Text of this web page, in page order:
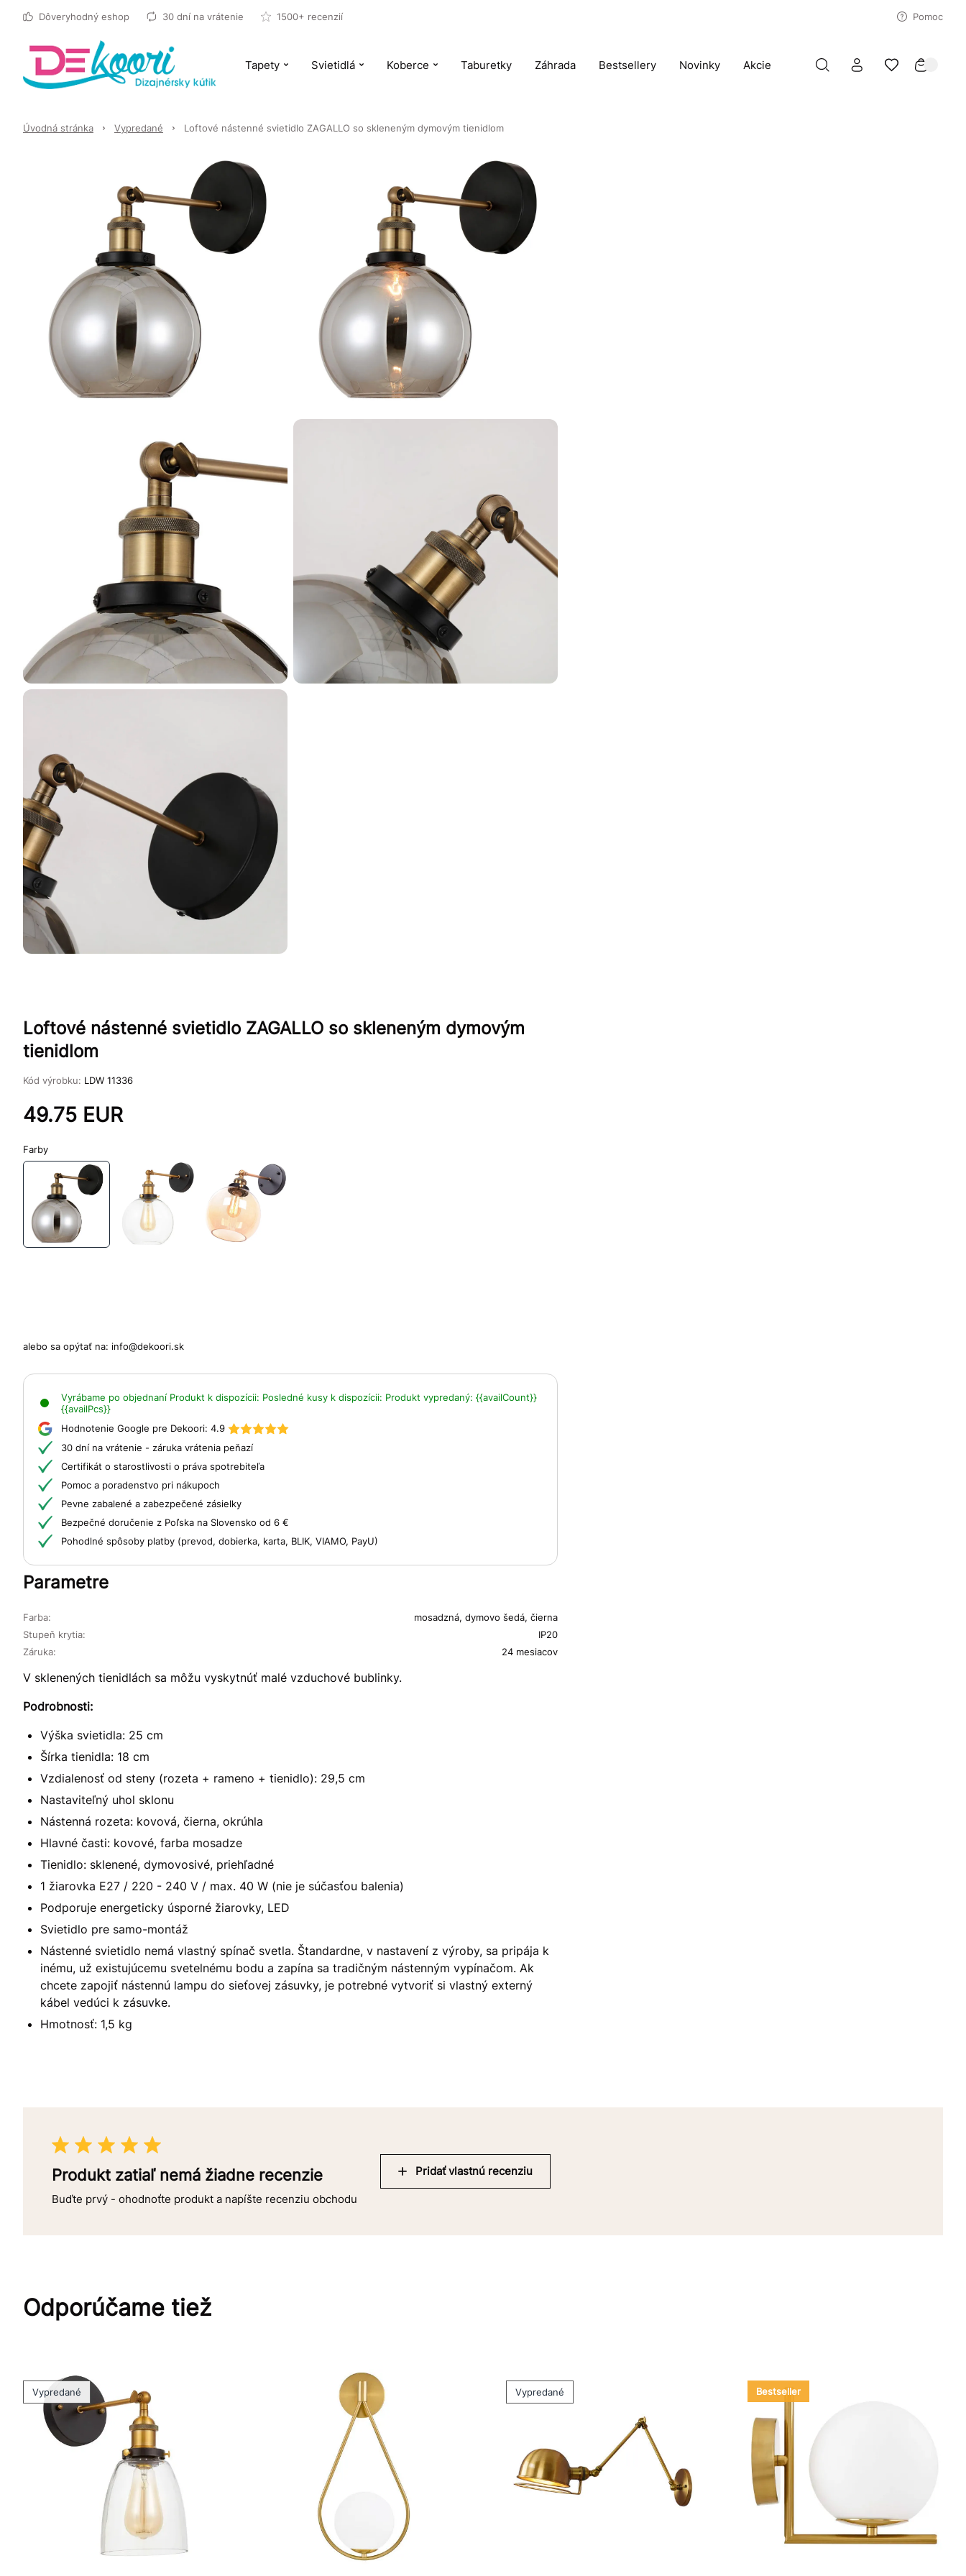
Dôveryhodný eshop 30 dní na vrátenie 1500+ recenzií Pomoc
Tapety Svietidlá Koberce Taburetky Záhrada Bestsellery Novinky Akcie
Úvodná stránka Vypredané Loftové nástenné svietidlo ZAGALLO so skleneným dymovým tienidlom
Loftové nástenné svietidlo ZAGALLO so skleneným dymovým
tienidlom
Kód výrobku: LDW 11336
49.75 EUR
Farby
alebo sa opýtať na: info@dekoori.sk
Vyrábame po objednaní Produkt k dispozícii: Posledné kusy k dispozícii: Produkt vypredaný: {{availCount}}
{{availPcs}}
Hodnotenie Google pre Dekoori: 4.9
30 dní na vrátenie - záruka vrátenia peňazí
Certifikát o starostlivosti o práva spotrebiteľa
Pomoc a poradenstvo pri nákupoch
Pevne zabalené a zabezpečené zásielky
Bezpečné doručenie z Poľska na Slovensko od 6 €
Pohodlné spôsoby platby (prevod, dobierka, karta, BLIK, VIAMO, PayU)
Parametre
Farba:
mosadzná, dymovo šedá, čierna
Stupeň krytia:
IP20
Záruka:
24 mesiacov
V sklenených tienidlách sa môžu vyskytnúť malé vzduchové bublinky.
Podrobnosti:
Výška svietidla: 25 cm
Šírka tienidla: 18 cm
Vzdialenosť od steny (rozeta + rameno + tienidlo): 29,5 cm
Nastaviteľný uhol sklonu
Nástenná rozeta: kovová, čierna, okrúhla
Hlavné časti: kovové, farba mosadze
Tienidlo: sklenené, dymovosivé, priehľadné
1 žiarovka E27 / 220 - 240 V / max. 40 W (nie je súčasťou balenia)
Podporuje energeticky úsporné žiarovky, LED
Svietidlo pre samo-montáž
Nástenné svietidlo nemá vlastný spínač svetla. Štandardne, v nastavení z výroby, sa pripája k
inému, už existujúcemu svetelnému bodu a zapína sa tradičným nástenným vypínačom. Ak
chcete zapojiť nástennú lampu do sieťovej zásuvky, je potrebné vytvoriť si vlastný externý
kábel vedúci k zásuvke.
Hmotnosť: 1,5 kg
Produkt zatiaľ nemá žiadne recenzie
Buďte prvý - ohodnoťte produkt a napíšte recenziu obchodu
Pridať vlastnú recenziu
Odporúčame tiež
Vypredané Vypredané Bestseller